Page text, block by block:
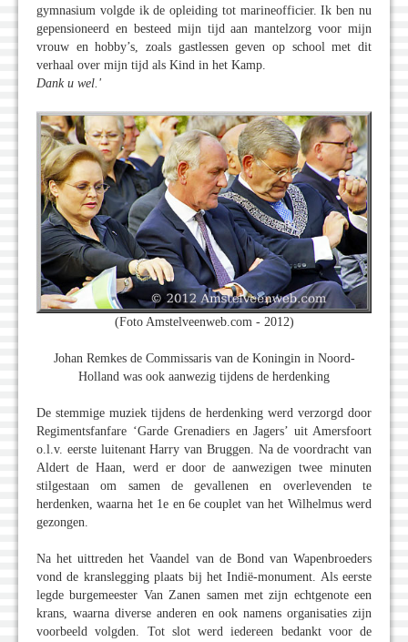
gymnasium volgde ik de opleiding tot marineofficier. Ik ben nu
gepensioneerd en besteed mijn tijd aan mantelzorg voor mijn
vrouw en hobby’s, zoals gastlessen geven op school met dit
verhaal over mijn tijd als Kind in het Kamp.
Dank u wel.'
(Foto Amstelveenweb.com - 2012)
Johan Remkes de Commissaris van de Koningin in Noord-
Holland was ook aanwezig tijdens de herdenking
De stemmige muziek tijdens de herdenking werd verzorgd door
Regimentsfanfare ‘Garde Grenadiers en Jagers’ uit Amersfoort
o.l.v. eerste luitenant Harry van Bruggen. Na de voordracht van
Aldert de Haan, werd er door de aanwezigen twee minuten
stilgestaan om samen de gevallenen en overlevenden te
herdenken, waarna het 1e en 6e couplet van het Wilhelmus werd
gezongen.
Na het uittreden het Vaandel van de Bond van Wapenbroeders
vond de kranslegging plaats bij het Indië-monument. Als eerste
legde burgemeester Van Zanen samen met zijn echtgenote een
krans, waarna diverse anderen en ook namens organisaties zijn
voorbeeld volgden. Tot slot werd iedereen bedankt voor de